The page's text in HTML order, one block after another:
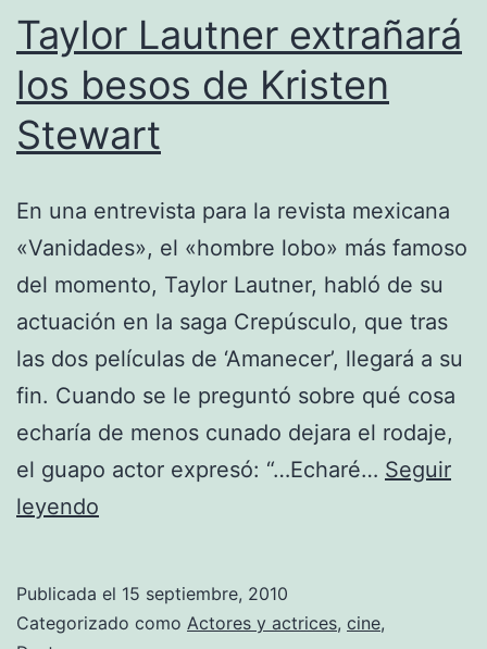
Taylor Lautner extrañará
los besos de Kristen
Stewart
En una entrevista para la revista mexicana
«Vanidades», el «hombre lobo» más famoso
del momento, Taylor Lautner, habló de su
actuación en la saga Crepúsculo, que tras
las dos películas de ‘Amanecer’, llegará a su
fin. Cuando se le preguntó sobre qué cosa
echaría de menos cunado dejara el rodaje,
el guapo actor expresó: “…Echaré… Seguir
leyendo
los
Publicada el 15 septiembre, 2010
Categorizado como Actores y actrices, cine,